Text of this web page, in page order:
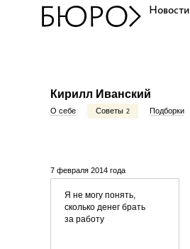
Новости
Кирилл Иванский
О себе Советы 2 Подборки
7 февраля 2014 года
Я не могу понять,
сколько денег брать
за работу